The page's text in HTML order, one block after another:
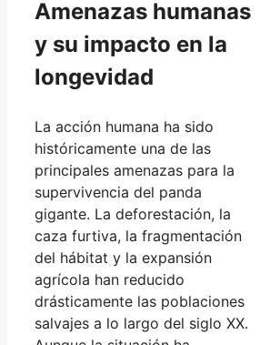
Amenazas humanas
y su impacto en la
longevidad
La acción humana ha sido
históricamente una de las
principales amenazas para la
supervivencia del panda
gigante. La deforestación, la
caza furtiva, la fragmentación
del hábitat y la expansión
agrícola han reducido
drásticamente las poblaciones
salvajes a lo largo del siglo XX.